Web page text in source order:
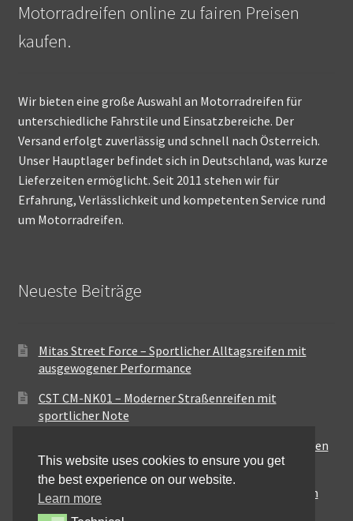
Motorradreifen online zu fairen Preisen
kaufen.
Wir bieten eine große Auswahl an Motorradreifen für
unterschiedliche Fahrstile und Einsatzbereiche. Der
Versand erfolgt zuverlässig und schnell nach Österreich.
Unser Hauptlager befindet sich in Deutschland, was kurze
Lieferzeiten ermöglicht. Seit 2011 stehen wir für
Erfahrung, Verlässlichkeit und kompetenten Service rund
um Motorradreifen.
Neueste Beiträge
Mitas Street Force – Sportlicher Alltagsreifen mit
ausgewogener Performance
CST CM-NK01 – Moderner Straßenreifen mit
sportlicher Note
Maxxis MA-ST3 – Ausgewogener Sport-Touring-Reifen
für vielseitige Einsätze
Pirelli City Demon – Zuverlässigkeit für den urbanen
Alltag
This website uses cookies to ensure you get
the best experience on our website.
Learn more